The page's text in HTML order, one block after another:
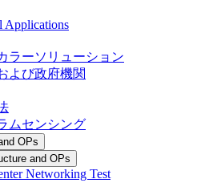
Applications
ラーソリューション
よび政府機関
ムセンシング
OPs
and OPs
Networking Test